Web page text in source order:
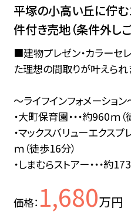
平塚の小高い丘に佇
件付き売地（条件外し
■建物プレゼン・カラーセ
た理想の間取りが叶えられ
～ライフインフォメーション
・大町保育園・・・約960ｍ
・マックスバリューエクス
ｍ（徒歩16分）
・しまむらストアー・・・約
価格 1,680万円